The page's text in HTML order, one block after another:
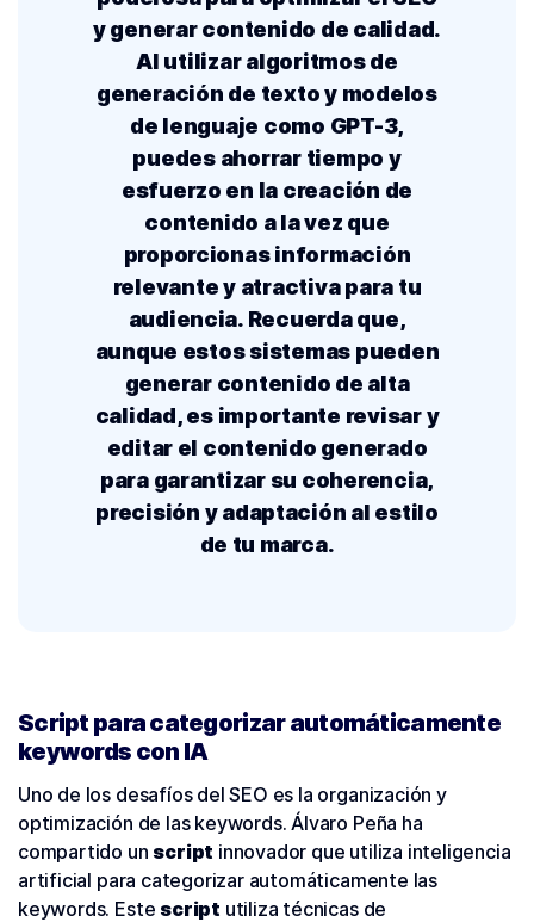
y generar contenido de calidad.
Al utilizar algoritmos de
generación de texto y modelos
de lenguaje como GPT-3,
puedes ahorrar tiempo y
esfuerzo en la creación de
contenido a la vez que
proporcionas información
relevante y atractiva para tu
audiencia. Recuerda que,
aunque estos sistemas pueden
generar contenido de alta
calidad, es importante revisar y
editar el contenido generado
para garantizar su coherencia,
precisión y adaptación al estilo
de tu marca.
Script para categorizar automáticamente
keywords con IA
Uno de los desafíos del SEO es la organización y
optimización de las keywords. Álvaro Peña ha
compartido un script innovador que utiliza inteligencia
artificial para categorizar automáticamente las
keywords. Este script utiliza técnicas de